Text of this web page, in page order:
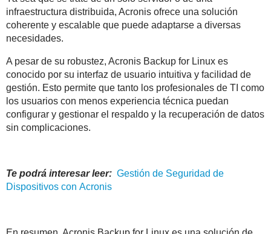
infraestructura distribuida, Acronis ofrece una solución
coherente y escalable que puede adaptarse a diversas
necesidades.
A pesar de su robustez, Acronis Backup for Linux es
conocido por su interfaz de usuario intuitiva y facilidad de
gestión. Esto permite que tanto los profesionales de TI como
los usuarios con menos experiencia técnica puedan
configurar y gestionar el respaldo y la recuperación de datos
sin complicaciones.
Te podrá interesar leer: Gestión de Seguridad de
Dispositivos con Acronis